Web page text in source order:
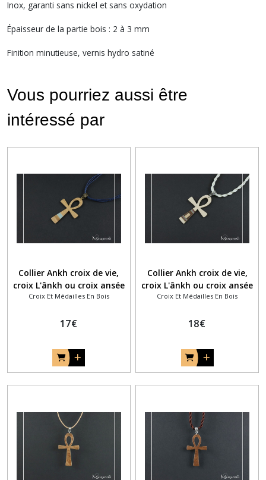
Inox, garanti sans nickel et sans oxydation
Épaisseur de la partie bois : 2 à 3 mm
Finition minutieuse, vernis hydro satiné
Vous pourriez aussi être
intéressé par
Collier Ankh croix de vie,
croix L'ânkh ou croix ansée
en bois chêne et filet de
Croix Et Médailles En Bois
17€
Collier Ankh croix de vie,
croix L'ânkh ou croix ansée
en bois clair et filet de
touches colorées
Croix Et Médailles En Bois
18€